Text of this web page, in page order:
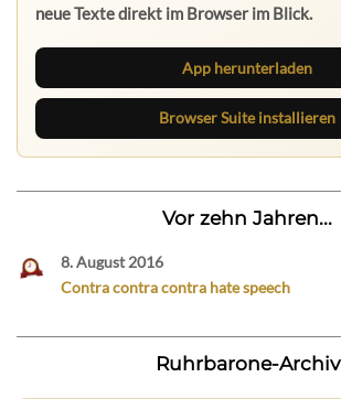
neue Texte direkt im Browser im Blick.
App herunterladen
Browser Suite installieren
Vor zehn Jahren...
8. August 2016
Contra contra contra hate speech
Ruhrbarone-Archiv